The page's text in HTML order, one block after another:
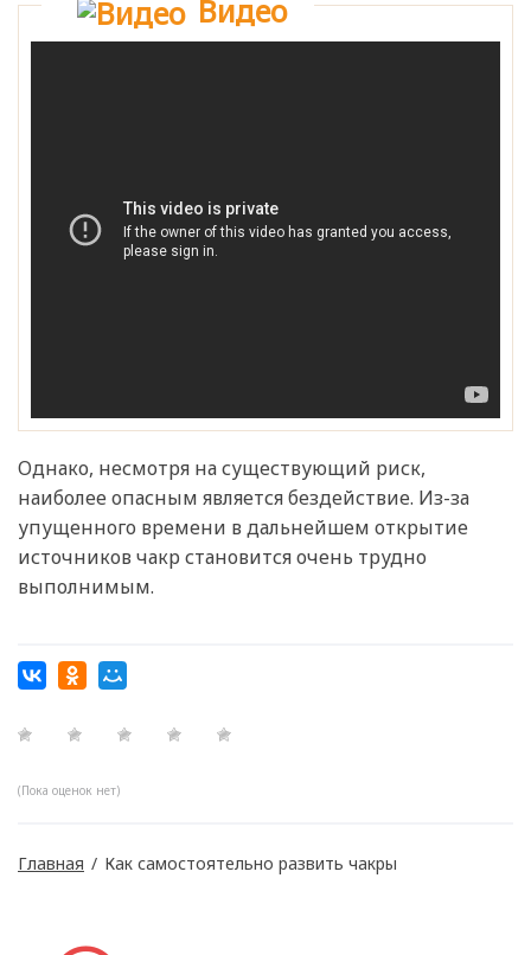
Видео
Однако, несмотря на существующий риск,
наиболее опасным является бездействие. Из-за
упущенного времени в дальнейшем открытие
источников чакр становится очень трудно
выполнимым.
(Пока оценок нет)
Главная / Как самостоятельно развить чакры